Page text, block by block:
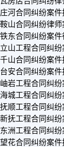
庄河合同纠纷案
鞍山合同纠纷律
铁东合同纠纷案件
立山工程合同纠
千山合同纠纷案
台安合同纠纷案
岫岩工程合同纠
海城工程合同纠
抚顺工程合同纠
新抚工程合同纠
东洲工程合同纠
望花合同纠纷案